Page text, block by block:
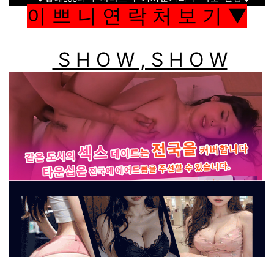
이 쁘 니 연 락 처 보 기 ▼
S H O W , S H O W